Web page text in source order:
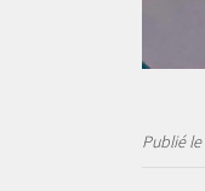
Publié le